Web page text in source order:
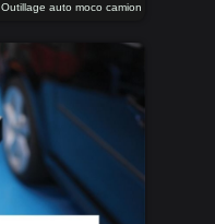
Outillage auto moco camion